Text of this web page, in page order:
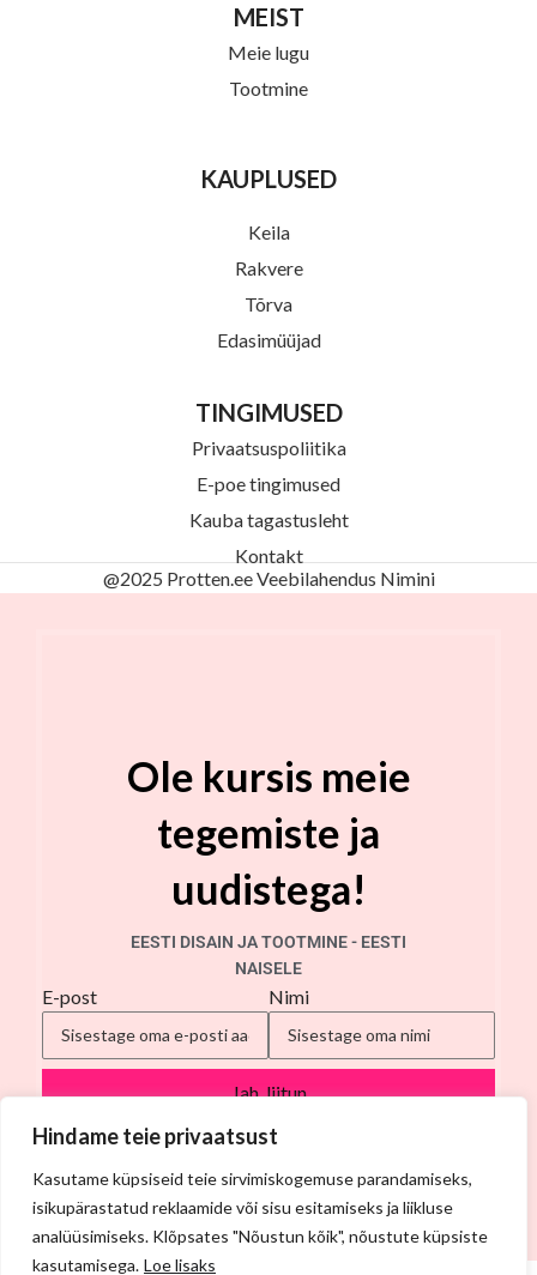
Hindame teie privaatsust
Kasutame küpsiseid teie sirvimiskogemuse parandamiseks,
isikupärastatud reklaamide või sisu esitamiseks ja liikluse
analüüsimiseks. Klõpsates "Nõustun kõik", nõustute küpsiste
kasutamisega. Loe lisaks
MEIST
Meie lugu
Tootmine
KAUPLUSED
Keila
Rakvere
Tõrva
Edasimüüjad
TINGIMUSED
Privaatsuspoliitika
E-poe tingimused
Kauba tagastusleht
Kontakt
@2025 Protten.ee Veebilahendus Nimini
Ole kursis meie
tegemiste ja
uudistega!
EESTI DISAIN JA TOOTMINE - EESTI
NAISELE
E-post Nimi
Jah, liitun
Will be used in accordance with our